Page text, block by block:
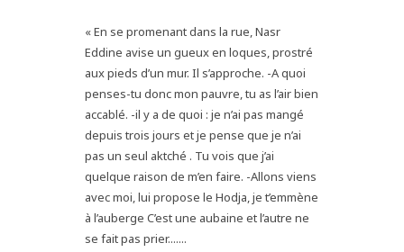
« En se promenant dans la rue, Nasr
Eddine avise un gueux en loques, prostré
aux pieds d’un mur. Il s’approche. -A quoi
penses-tu donc mon pauvre, tu as l’air bien
accablé. -il y a de quoi : je n’ai pas mangé
depuis trois jours et je pense que je n’ai
pas un seul aktché . Tu vois que j’ai
quelque raison de m’en faire. -Allons viens
avec moi, lui propose le Hodja, je t’emmène
à l’auberge C’est une aubaine et l’autre ne
se fait pas prier.......